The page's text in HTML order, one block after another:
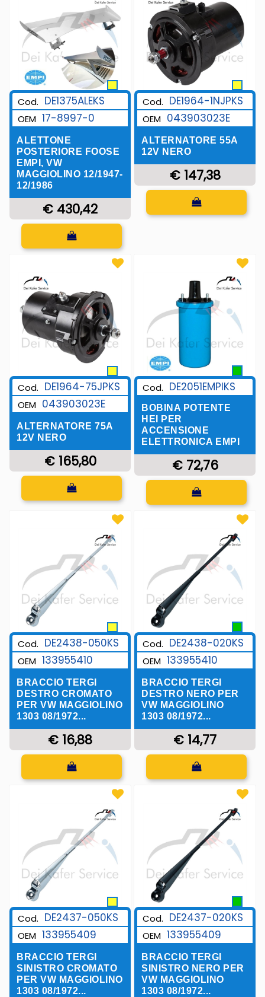
Cod. DE1375ALEKS
OEM 17-8997-0
ALETTONE
POSTERIORE FOOSE
EMPI, VW
MAGGIOLINO 12/1947-
12/1986
€ 430,42
Quantità
Cod. DE1964-1NJPKS
OEM 043903023E
ALTERNATORE 55A
12V NERO
€ 147,38
Quantità
Cod. DE1964-75JPKS
OEM 043903023E
ALTERNATORE 75A
12V NERO
€ 165,80
Quantità
Cod. DE2051EMPIKS
BOBINA POTENTE
HEI PER
ACCENSIONE
ELETTRONICA EMPI
€ 72,76
Quantità
Cod. DE2438-050KS
OEM 133955410
BRACCIO TERGI
DESTRO CROMATO
PER VW MAGGIOLINO
1303 08/1972...
€ 16,88
Quantità
Cod. DE2438-020KS
OEM 133955410
BRACCIO TERGI
DESTRO NERO PER
VW MAGGIOLINO
1303 08/1972...
€ 14,77
Quantità
Cod. DE2437-050KS
OEM 133955409
BRACCIO TERGI
SINISTRO CROMATO
PER VW MAGGIOLINO
1303 08/1972...
Cod. DE2437-020KS
OEM 133955409
BRACCIO TERGI
SINISTRO NERO PER
VW MAGGIOLINO
1303 08/1972...